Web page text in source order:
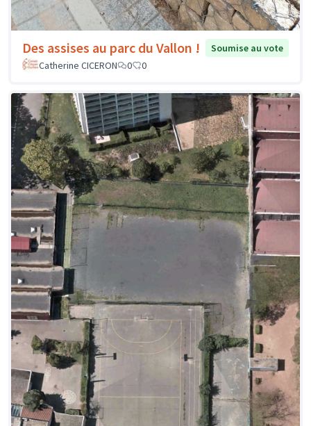
Des assises au parc du Vallon !
Soumise au vote
Catherine CICERON
0 0